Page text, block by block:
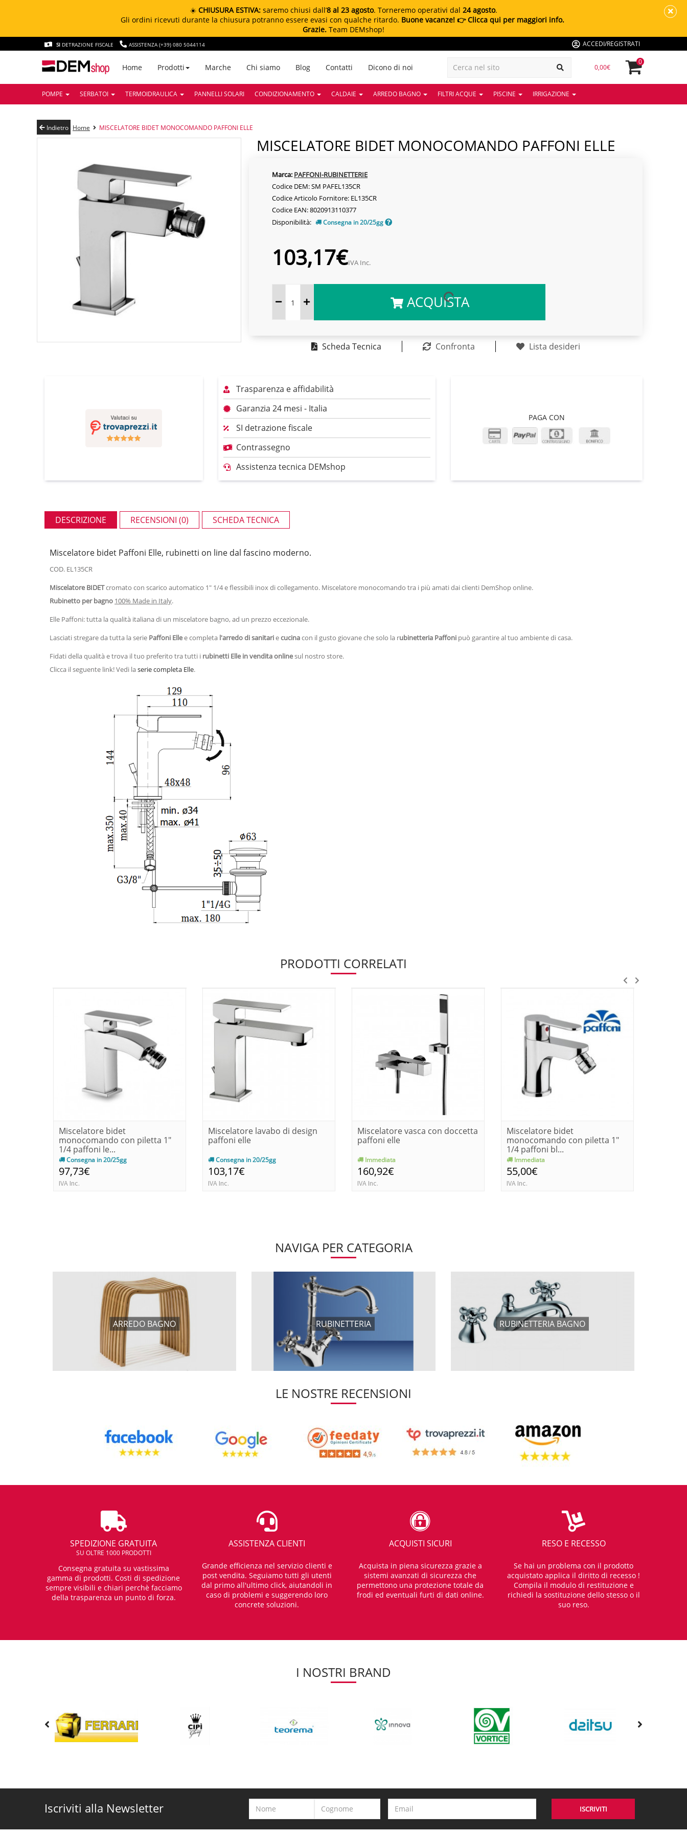
☀️ CHIUSURA ESTIVA: saremo chiusi dall’8 al 23 agosto. Torneremo operativi dal 24 agosto.
Gli ordini ricevuti durante la chiusura potranno essere evasi con qualche ritardo. Buone vacanze! 👉 Clicca qui per maggiori info.
Grazie. Team DEMshop!
SI DETRAZIONE FISCALE ASSISTENZA (+39) 080 5044114 ACCEDI/REGISTRATI
Home Prodotti Marche Chi siamo Blog Contatti Dicono di noi 0,00€
0
POMPE SERBATOI TERMOIDRAULICA PANNELLI SOLARI CONDIZIONAMENTO CALDAIE ARREDO BAGNO FILTRI ACQUE PISCINE IRRIGAZIONE
Indietro Home MISCELATORE BIDET MONOCOMANDO PAFFONI ELLE
MISCELATORE BIDET MONOCOMANDO PAFFONI ELLE
Marca: PAFFONI-RUBINETTERIE
Codice DEM: SM PAFEL135CR
Codice Articolo Fornitore: EL135CR
Codice EAN: 8020913110377
Disponibilità:
Consegna in 20/25gg
103,17€IVA Inc.
ACQUISTA
Scheda Tecnica Confronta Lista desideri
Trasparenza e affidabilità
Garanzia 24 mesi - Italia
SI detrazione fiscale
Contrassegno
Assistenza tecnica DEMshop
PAGA CON
DESCRIZIONE RECENSIONI (0) SCHEDA TECNICA
Miscelatore bidet Paffoni Elle, rubinetti on line dal fascino moderno.
COD. EL135CR
Miscelatore BIDETcromato con scarico automatico 1" 1/4 e flessibili inox di collegamento. Miscelatore monocomando tra i più amati dai clienti DemShop online.
Rubinetto per bagno 100% Made in Italy.
Elle Paffoni: tutta la qualità italiana di un miscelatore bagno, ad un prezzo eccezionale.
Lasciati stregare da tutta la serie Paffoni Ellee completa l'arredo di sanitariecucinacon il gusto giovane che solo la rubinetteria Paffoni può garantire al tuo ambiente di casa.
Fidati della qualità e trova il tuo preferito tra tutti i rubinetti Elle in vendita onlinesul nostro store.
Clicca il seguente link! Vedi laserie completa Elle.
PRODOTTI CORRELATI
Miscelatore bidet
monocomando con piletta 1"
1/4 paffoni le...
Consegna in 20/25gg
97,73€
IVA Inc.
Miscelatore lavabo di design
paffoni elle
Consegna in 20/25gg
103,17€
IVA Inc.
Miscelatore vasca con doccetta
paffoni elle
Immediata
160,92€
IVA Inc.
Miscelatore bidet
monocomando con piletta 1"
1/4 paffoni bl...
Immediata
55,00€
IVA Inc.
NAVIGA PER CATEGORIA
ARREDO BAGNO RUBINETTERIA RUBINETTERIA BAGNO
LE NOSTRE RECENSIONI
SPEDIZIONE GRATUITA
SU OLTRE 1000 PRODOTTI
Consegna gratuita su vastissima
gamma di prodotti. Costi di spedizione
sempre visibili e chiari perchè facciamo
della trasparenza un punto di forza.
ASSISTENZA CLIENTI
Grande efficienza nel servizio clienti e
post vendita. Seguiamo tutti gli utenti
dal primo all'ultimo click, aiutandoli in
caso di problemi e suggerendo loro
concrete soluzioni.
ACQUISTI SICURI
Acquista in piena sicurezza grazie a
sistemi avanzati di sicurezza che
permettono una protezione totale da
frodi ed eventuali furti di dati online.
RESO E RECESSO
Se hai un problema con il prodotto
acquistato applica il diritto di recesso !
Compila il modulo di restituzione e
richiedi la sostituzione dello stesso o il
suo reso.
I NOSTRI BRAND
Iscriviti alla Newsletter ISCRIVITI